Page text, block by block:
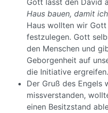
Gott lässt den David
Haus bauen, damit
Haus wollten wir
festzulegen. Gott
den Menschen und
Geborgenheit auf
die Initiative
Der Gruß des Engels
missverstanden,
einen Besitzstand